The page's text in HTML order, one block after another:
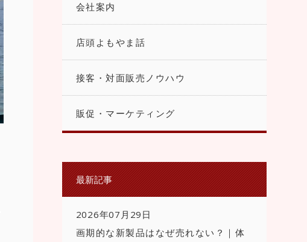
会社案内
店頭よもやま話
接客・対面販売ノウハウ
販促・マーケティング
最新記事
2026年07月29日
画期的な新製品はなぜ売れない？｜体